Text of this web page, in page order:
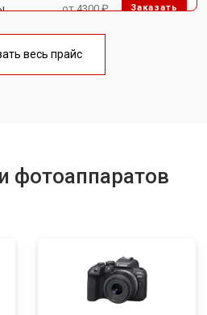
от 4300 ₽ Заказать
от 3100 ₽
весь прайс
фотоаппаратов